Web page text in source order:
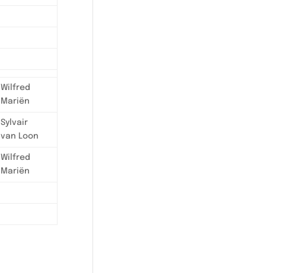
Wilfred
Mariën
Sylvair
van Loon
Wilfred
Mariën